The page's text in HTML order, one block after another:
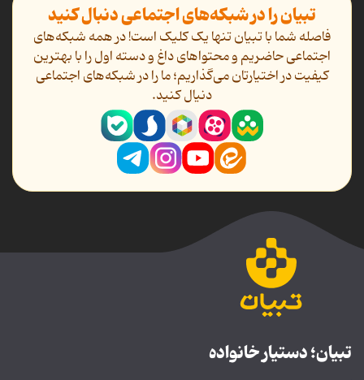
تبیان را در شبکه‌های اجتماعی دنبال کنید
فاصله شما با تبیان تنها یک کلیک است! در همه شبکه‌های
اجتماعی حاضریم و محتواهای داغ و دسته اول را با بهترین
کیفیت در اختیارتان می‌گذاریم؛ ما را در شبکه‌های اجتماعی
دنیال کنید.
تبیان؛ دستیار خانواده